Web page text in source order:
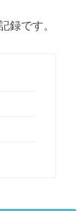
録です。